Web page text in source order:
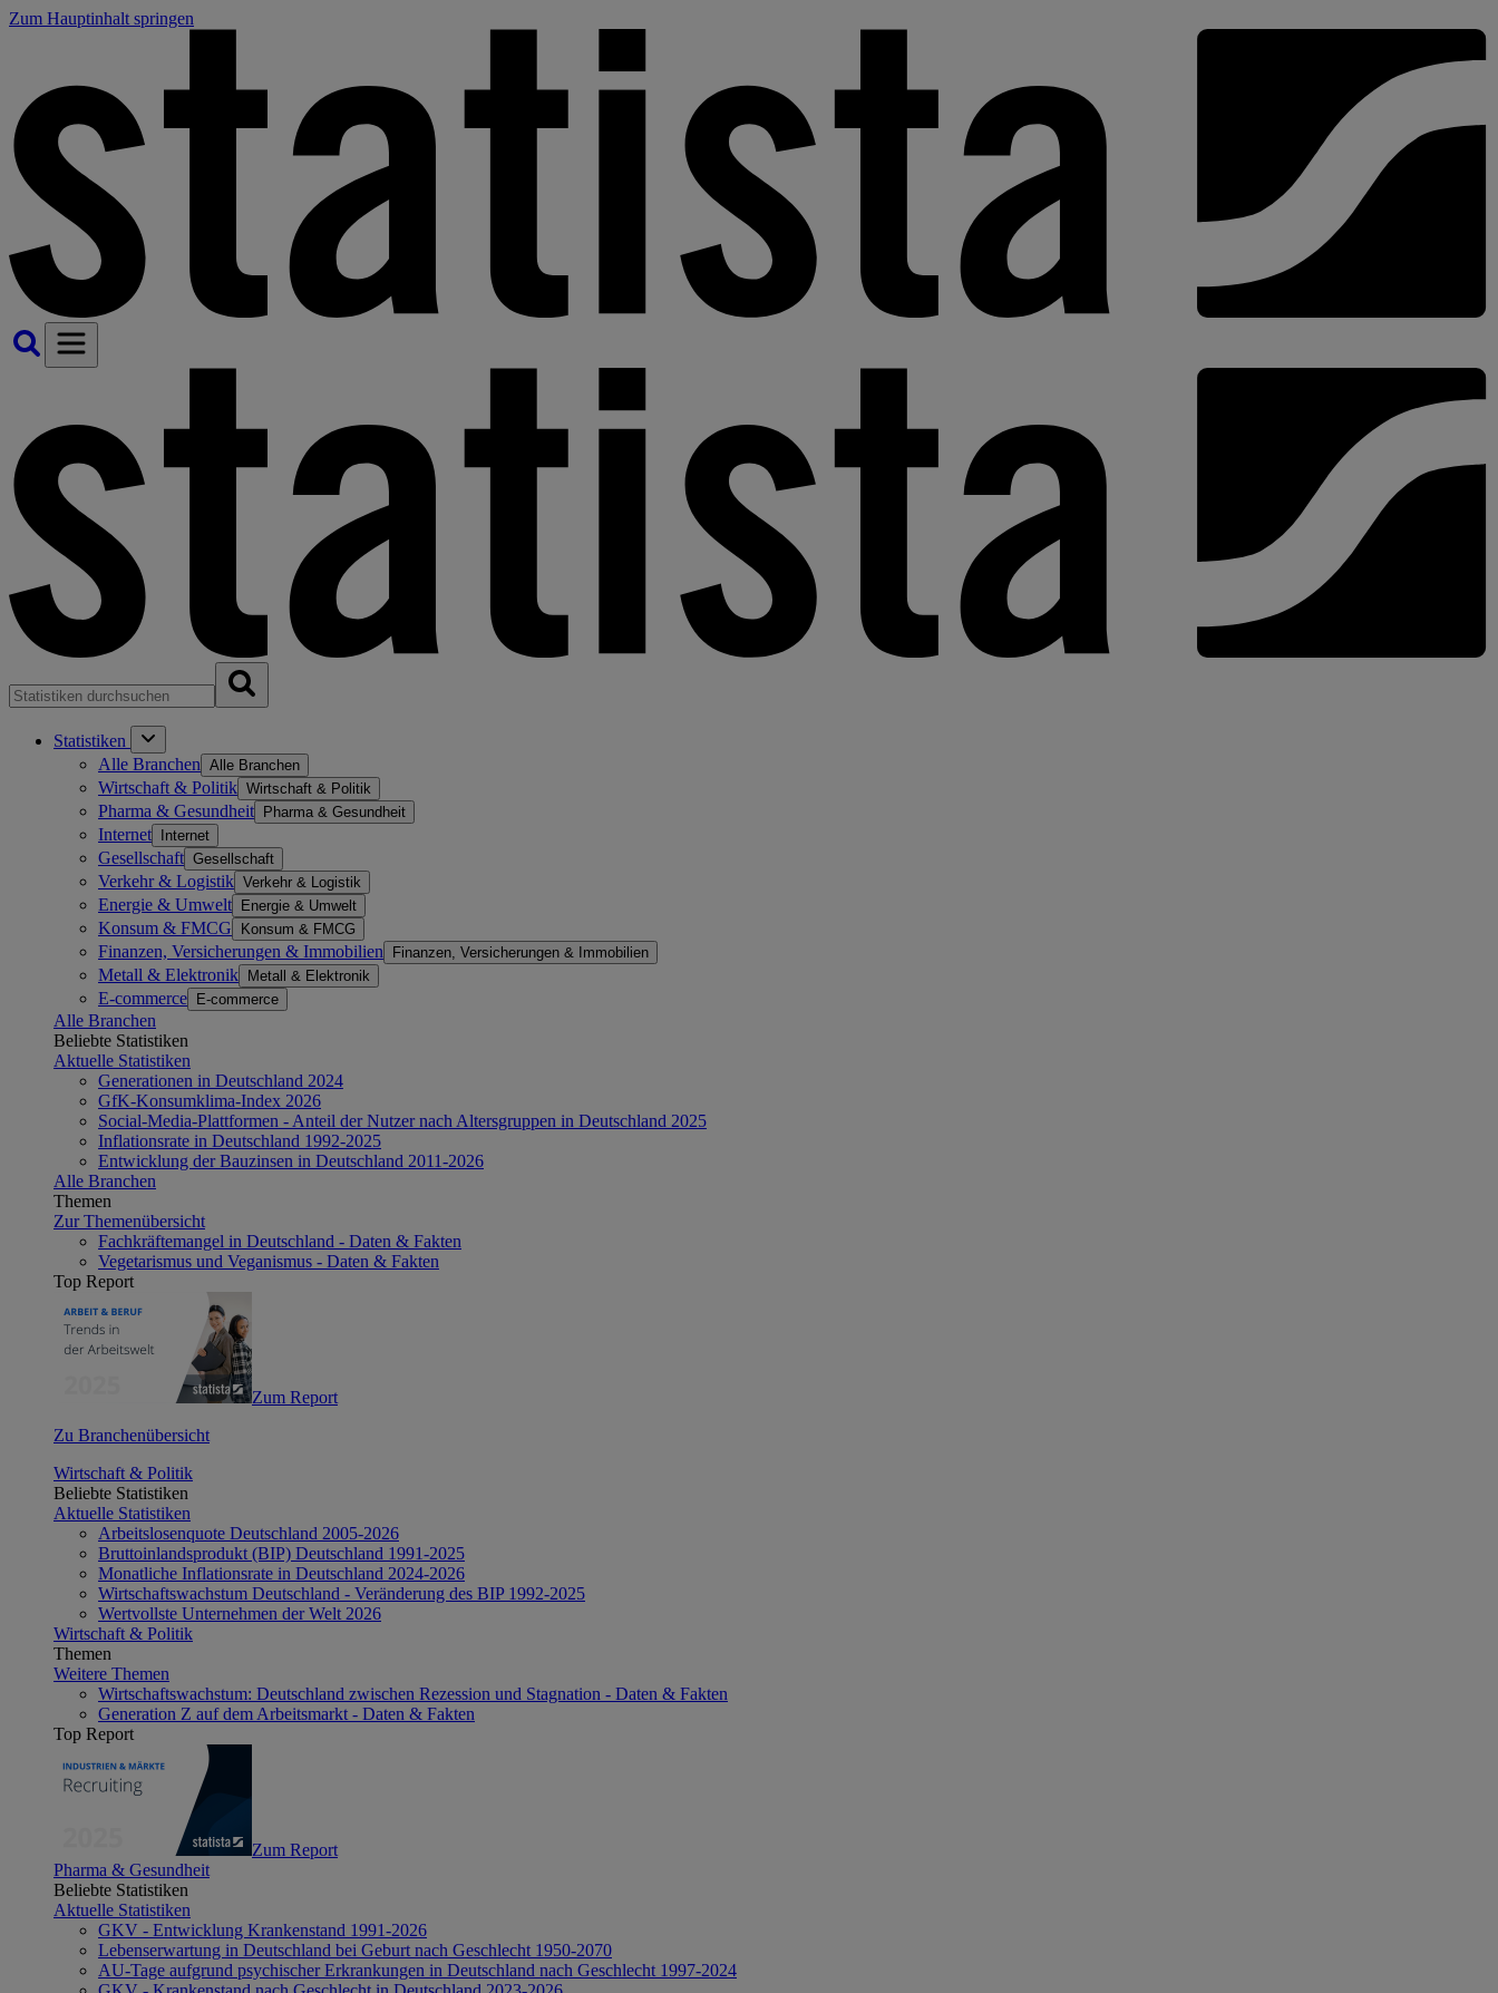
Zum Hauptinhalt springen
Statistiken
Alle Branchen Alle Branchen
Wirtschaft & Politik Wirtschaft & Politik
Pharma & Gesundheit Pharma & Gesundheit
Internet Internet
Gesellschaft Gesellschaft
Verkehr & Logistik Verkehr & Logistik
Energie & Umwelt Energie & Umwelt
Konsum & FMCG Konsum & FMCG
Finanzen, Versicherungen & Immobilien Finanzen, Versicherungen & Immobilien
Metall & Elektronik Metall & Elektronik
E-commerce E-commerce
Alle Branchen
Beliebte Statistiken
Aktuelle Statistiken
Generationen in Deutschland 2024
GfK-Konsumklima-Index 2026
Social-Media-Plattformen - Anteil der Nutzer nach Altersgruppen in Deutschland 2025
Inflationsrate in Deutschland 1992-2025
Entwicklung der Bauzinsen in Deutschland 2011-2026
Alle Branchen
Themen
Zur Themenübersicht
Fachkräftemangel in Deutschland - Daten & Fakten
Vegetarismus und Veganismus - Daten & Fakten
Top Report
Zum Report
Zu Branchenübersicht
Wirtschaft & Politik
Beliebte Statistiken
Aktuelle Statistiken
Arbeitslosenquote Deutschland 2005-2026
Bruttoinlandsprodukt (BIP) Deutschland 1991-2025
Monatliche Inflationsrate in Deutschland 2024-2026
Wirtschaftswachstum Deutschland - Veränderung des BIP 1992-2025
Wertvollste Unternehmen der Welt 2026
Wirtschaft & Politik
Themen
Weitere Themen
Wirtschaftswachstum: Deutschland zwischen Rezession und Stagnation - Daten & Fakten
Generation Z auf dem Arbeitsmarkt - Daten & Fakten
Top Report
Zum Report
Pharma & Gesundheit
Beliebte Statistiken
Aktuelle Statistiken
GKV - Entwicklung Krankenstand 1991-2026
Lebenserwartung in Deutschland bei Geburt nach Geschlecht 1950-2070
AU-Tage aufgrund psychischer Erkrankungen in Deutschland nach Geschlecht 1997-2024